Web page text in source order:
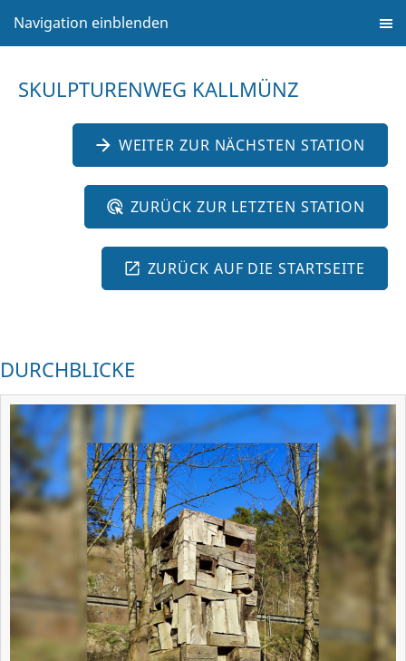
Navigation einblenden
SKULPTURENWEG KALLMÜNZ
WEITER ZUR NÄCHSTEN STATION
ZURÜCK ZUR LETZTEN STATION
ZURÜCK AUF DIE STARTSEITE
DURCHBLICKE